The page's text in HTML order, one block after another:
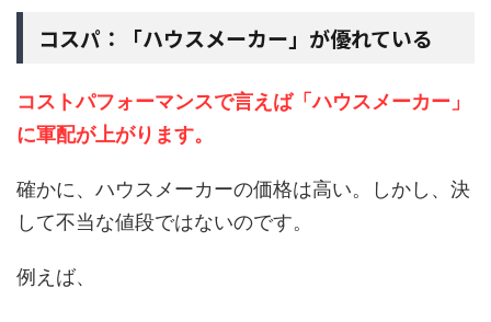
コスパ：「ハウスメーカー」が優れている
コストパフォーマンスで言えば「ハウスメーカー」
に軍配が上がります。
確かに、ハウスメーカーの価格は高い。しかし、決
して不当な値段ではないのです。
例えば、